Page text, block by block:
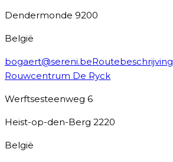
Dendermonde 9200
België
bogaert@sereni.beRoutebeschrijving
Rouwcentrum De Ryck
Werftsesteenweg 6
Heist-op-den-Berg 2220
België